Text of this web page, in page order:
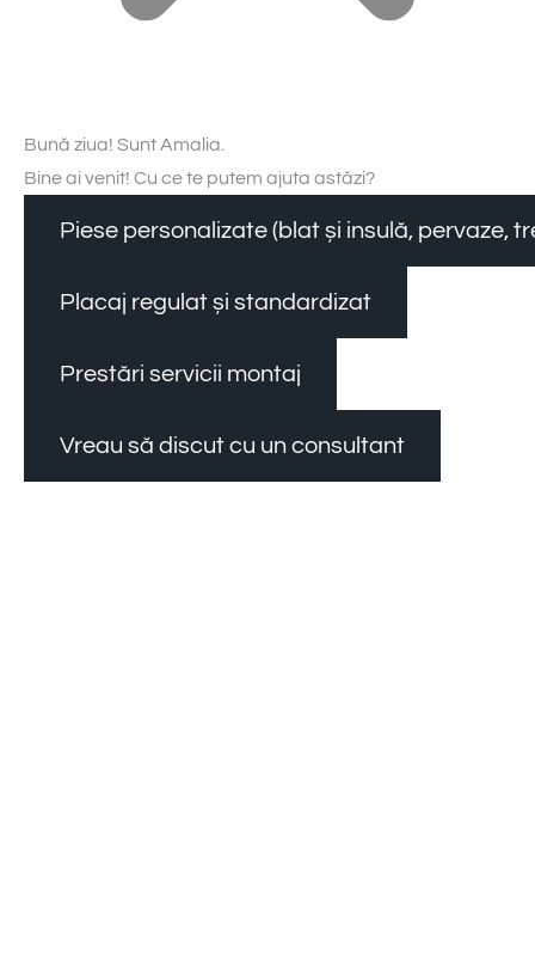
Bună ziua! Sunt Amalia.
Bine ai venit! Cu ce te putem ajuta astăzi?
Piese personalizate (blat și insulă, pervaze,
Placaj regulat și standardizat
Prestări servicii montaj
Vreau să discut cu un consultant